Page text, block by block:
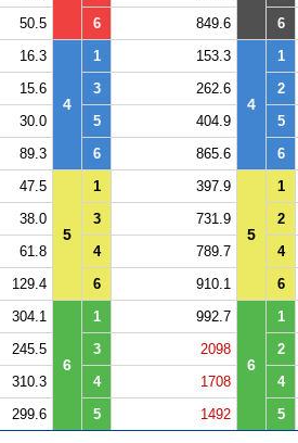
50.5 6 849.6 6
16.3
4
1 153.3
4
1
15.6 3 262.6
2
30.0 5 404.9
5
89.3 6 865.6 6
47.5
5
1 397.9
5
1
38.0 3 731.9
2
61.8 4 789.7
4
129.4 6 910.1 6
304.1
6
1 992.7
6
1
245.5 3 2098
2
310.3 4 1708
4
299.6 5 1492 5